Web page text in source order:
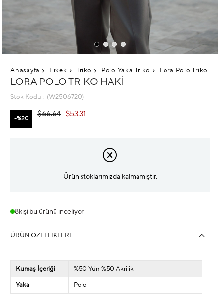
Anasayfa Erkek Triko Polo Yaka Triko Lora Polo Triko
LORA POLO TRIKO HAKI
Stok Kodu (W2506720)
20
$66.64 $53.31
Ürün stoklarımızda kalmamıştır.
8kişi bu ürünü inceliyor
ÜRÜN ÖZELLIKLERI
Kumaş İçeriği %50 Yün %50 Akrilik
Yaka Polo